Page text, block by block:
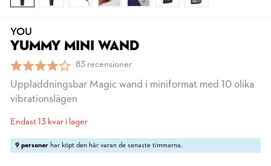
YOU
YUMMY MINI WAND
83 recensioner
Uppladdningsbar Magic wand i miniformat med 10 olika
vibrationslägen
Endast 13 kvar i lager
9 personer har köpt den här varan de senaste timmarna.